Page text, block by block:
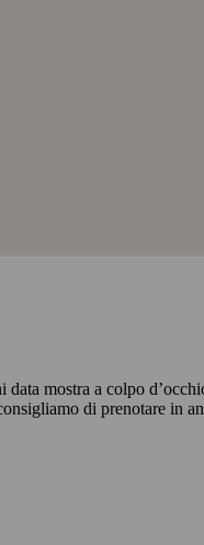
mostra a colpo
di prenotare in